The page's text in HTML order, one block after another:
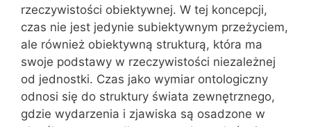
rzeczywistości obiektywnej. W tej koncepcji,
czas nie jest jedynie subiektywnym przeżyciem,
ale również obiektywną strukturą, która ma
swoje podstawy w rzeczywistości niezależnej
od jednostki. Czas jako wymiar ontologiczny
odnosi się do struktury świata zewnętrznego,
gdzie wydarzenia i zjawiska są osadzone w